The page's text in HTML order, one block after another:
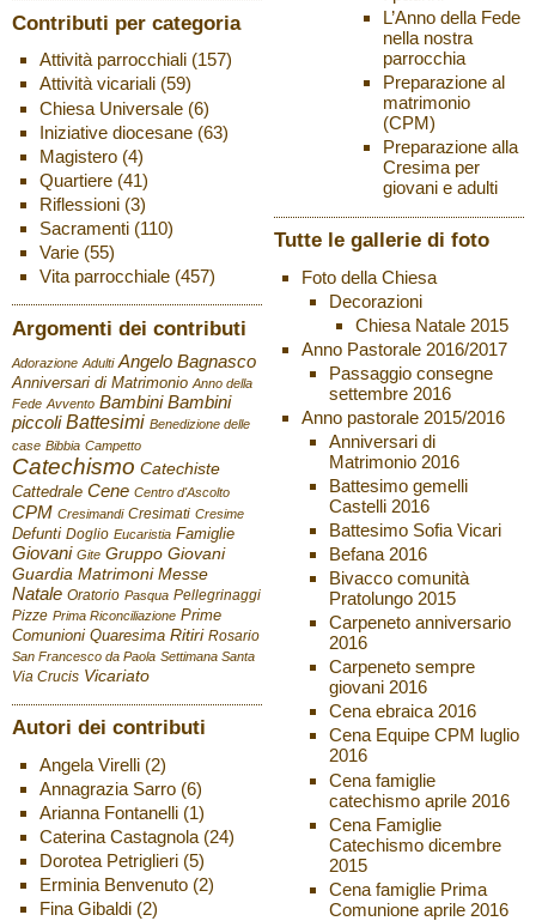
Contributi per categoria
Attività parrocchiali(157)
Attività vicariali(59)
Chiesa Universale(6)
Iniziative diocesane(63)
Magistero(4)
Quartiere(41)
Riflessioni(3)
Sacramenti(110)
Varie(55)
Vita parrocchiale(457)
Argomenti dei contributi
Adorazione Adulti Angelo Bagnasco
Anniversari di Matrimonio Anno della
Fede Avvento Bambini Bambini
piccoli Battesimi Benedizione delle
case Bibbia Campetto
Catechismo Catechiste
Cattedrale Cene Centro d'Ascolto
CPM Cresimandi Cresimati Cresime
Defunti Doglio Eucaristia Famiglie
Giovani Gite Gruppo Giovani
Guardia Matrimoni Messe
Natale Oratorio Pasqua Pellegrinaggi
Pizze Prima Riconciliazione Prime
Comunioni Quaresima Ritiri Rosario
San Francesco da Paola Settimana Santa
Via Crucis Vicariato
Autori dei contributi
Angela Virelli(2)
Annagrazia Sarro(6)
Arianna Fontanelli(1)
Caterina Castagnola(24)
Dorotea Petriglieri(5)
Erminia Benvenuto(2)
Fina Gibaldi(2)
L’Anno della Fede
nella nostra
parrocchia
Preparazione al
matrimonio
(CPM)
Preparazione alla
Cresima per
giovani e adulti
Tutte le gallerie di foto
Foto della Chiesa
Decorazioni
Chiesa Natale 2015
Anno Pastorale 2016/2017
Passaggio consegne
settembre 2016
Anno pastorale 2015/2016
Anniversari di
Matrimonio 2016
Battesimo gemelli
Castelli 2016
Battesimo Sofia Vicari
Befana 2016
Bivacco comunità
Pratolungo 2015
Carpeneto anniversario
2016
Carpeneto sempre
giovani 2016
Cena ebraica 2016
Cena Equipe CPM luglio
2016
Cena famiglie
catechismo aprile 2016
Cena Famiglie
Catechismo dicembre
2015
Cena famiglie Prima
Comunione aprile 2016